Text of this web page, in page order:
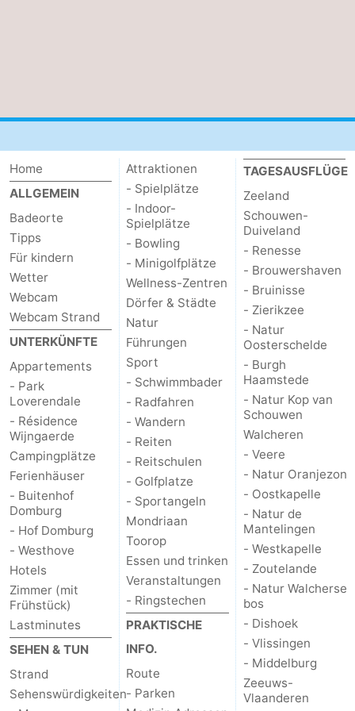
Home
ALLGEMEIN
Badeorte
Tipps
Für kindern
Wetter
Webcam
Webcam Strand
UNTERKÜNFTE
Appartements
- Park
Loverendale
- Résidence
Wijngaerde
Campingplätze
Ferienhäuser
- Buitenhof
Domburg
- Hof Domburg
- Westhove
Hotels
Zimmer (mit
Frühstück)
Lastminutes
SEHEN & TUN
Strand
Sehenswürdigkeiten
Attraktionen
- Spielplätze
- Indoor-
Spielplätze
- Bowling
- Minigolfplätze
Wellness-Zentren
Dörfer & Städte
Natur
Führungen
Sport
- Schwimmbader
- Radfahren
- Wandern
- Reiten
- Reitschulen
- Golfplatze
- Sportangeln
Mondriaan
Toorop
Essen und trinken
Veranstaltungen
- Ringstechen
PRAKTISCHE
INFO.
Route
- Parken
TAGESAUSFLÜGE
Zeeland
Schouwen-
Duiveland
- Renesse
- Brouwershaven
- Bruinisse
- Zierikzee
- Natur
Oosterschelde
- Burgh
Haamstede
- Natur Kop van
Schouwen
Walcheren
- Veere
- Natur Oranjezon
- Oostkapelle
- Natur de
Mantelingen
- Westkapelle
- Zoutelande
- Natur Walcherse
bos
- Dishoek
- Vlissingen
- Middelburg
Zeeuws-
Vlaanderen